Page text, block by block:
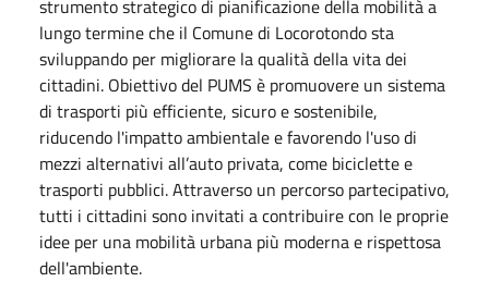
strumento strategico di pianificazione della mobilità a
lungo termine che il Comune di Locorotondo sta
sviluppando per migliorare la qualità della vita dei
cittadini. Obiettivo del PUMS è promuovere un sistema
di trasporti più efficiente, sicuro e sostenibile,
riducendo l'impatto ambientale e favorendo l'uso di
mezzi alternativi all’auto privata, come biciclette e
trasporti pubblici. Attraverso un percorso partecipativo,
tutti i cittadini sono invitati a contribuire con le proprie
idee per una mobilità urbana più moderna e rispettosa
dell'ambiente.